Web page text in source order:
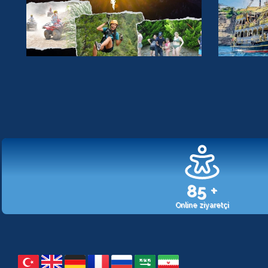
107 +
Online ziyaretçi